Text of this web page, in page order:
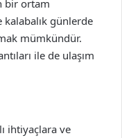
bir ortam
kalabalık günlerde
mümkündür.
ile de ulaşım
ihtiyaçlara ve